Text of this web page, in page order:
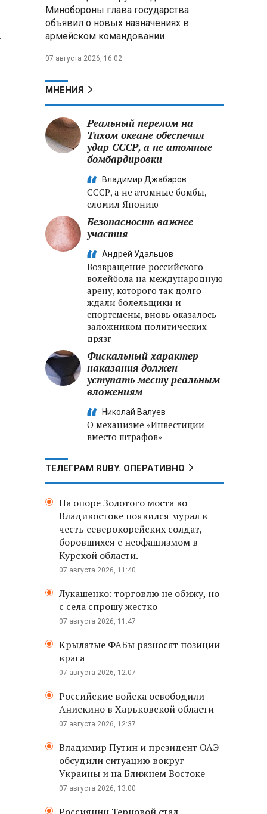
В Беларуси установили
сроки сбора брусники и клюквы:
штрафы
Александр Лукашенко
ввести их в севооборот
Российские хакеры заявили
о «документальном
ударах по территории РФ
Минобороны глава государства
объявил о новых назначениях в
армейском командовании
07 августа 2026, 16:02
МНЕНИЯ
Реальный перелом на
Тихом океане обеспечил
удар СССР, а не атомные
бомбардировки
Владимир Джабаров
СССР, а не атомные бомбы,
сломил Японию
Безопасность важнее
участия
Андрей Удальцов
Возвращение российского
волейбола на международную
арену, которого так долго
ждали болельщики и
спортсмены, вновь оказалось
заложником политических
дрязг
Фискальный характер
наказания должен
уступать месту реальным
вложениям
Николай Валуев
О механизме «Инвестиции
вместо штрафов»
ТЕЛЕГРАМ RUBY. ОПЕРАТИВНО
На опоре Золотого моста во
Владивостоке появился мурал в
честь северокорейских солдат,
боровшихся с неофашизмом в
Курской области.
07 августа 2026, 11:40
Лукашенко: торговлю не обижу, но
с села спрошу жестко
07 августа 2026, 11:47
Крылатые ФАБы разносят позиции
врага
07 августа 2026, 12:07
Российские войска освободили
Анискино в Харьковской области
07 августа 2026, 12:37
Владимир Путин и президент ОАЭ
обсудили ситуацию вокруг
Украины и на Ближнем Востоке
07 августа 2026, 13:00